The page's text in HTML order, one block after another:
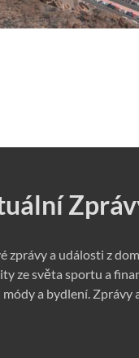
zprávy a události z
ze světa sportu a
a bydlení. Zprávy